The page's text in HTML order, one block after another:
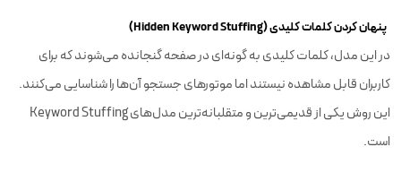
پنهان کردن کلمات کلیدی (Hidden Keyword Stuffing)
در این مدل، کلمات کلیدی به گونه‌ای در صفحه گنجانده می‌شوند که برای
کاربران قابل مشاهده نیستند اما موتورهای جستجو آن‌ها را شناسایی می‌کنند.
این روش یکی از قدیمی‌ترین و متقلبانه‌ترین مدل‌های Keyword Stuffing
است.